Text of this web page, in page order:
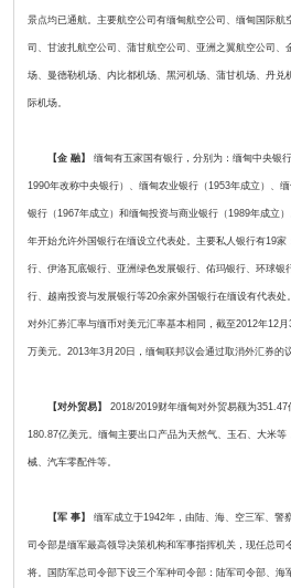
景点均已通航。主要航空公司有缅甸航空公司、缅甸国际航
司、甘波扎航空公司、蒲甘航空公司、亚洲之翼航空公司
场、曼德勒机场、内比都机场、黑河机场、蒲甘机场、丹兑
际机场。
【金 融】 缅甸有五家国有银行，分别为：缅甸中央银
1990年改称中央银行）、缅甸农业银行（1953年成立）、
银行（1967年成立）和缅甸投资与商业银行（1989年成立
年开始允许外国银行在缅设立代表处。主要私人银行有19
行、伊洛瓦底银行、亚洲绿色发展银行、佑玛银行、环球银
行、越南投资与发展银行等20余家外国银行在缅设有代表
对外汇券汇率与缅币对美元汇率基本相同，截至2012年12
万美元。2013年3月20日，缅甸联邦议会通过取消外汇券的议
【对外贸易】 2018/2019财年缅甸对外贸易额为
180.87亿美元。缅甸主要出口产品为天然气、玉石、大米
械、汽车零配件等。
【军 事】 缅军成立于1942年，由陆、海、空三军、警
司令部是缅军最高领导决策机构和军事指挥机关，现任总司
将。国防军总司令部下设三个军种司令部：陆军司令部、